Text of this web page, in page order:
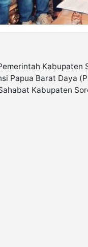
Kabupaten
Papua Barat Daya
Kabupaten